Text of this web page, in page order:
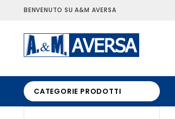
BENVENUTO SU A&M AVERSA
CATEGORIE PRODOTTI